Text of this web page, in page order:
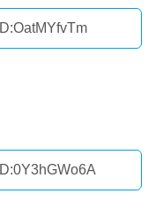
ID:OatMYfvTm
ID:0Y3hGWo6A